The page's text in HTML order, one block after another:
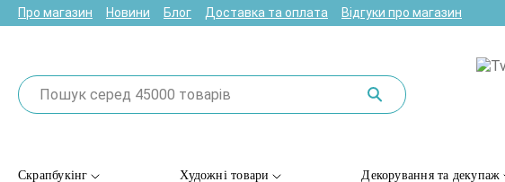
Про магазин Новини Блог Доставка та оплата Відгуки про магазин
Скрапбукінг Художні товари Декорування та декупаж